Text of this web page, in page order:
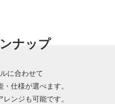
ナップ
に合わせて
仕様が選べます。
ンジも可能です。